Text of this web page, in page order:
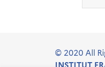
© 2020 All